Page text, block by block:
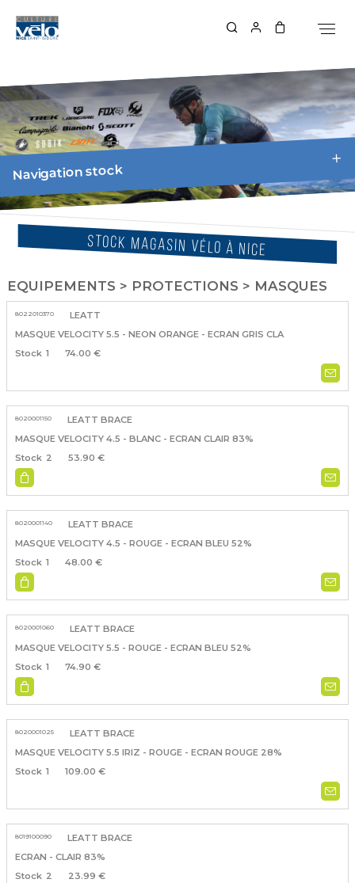
STOCK MAGASIN VÉLO À NICE
EQUIPEMENTS > PROTECTIONS > MASQUES
8022010370
LEATT
MASQUE VELOCITY 5.5 - NEON ORANGE - ECRAN GRIS CLA
1
74.00 €
8020001150
LEATT BRACE
MASQUE VELOCITY 4.5 - BLANC - ECRAN CLAIR 83%
2
53.90 €
8020001140
LEATT BRACE
MASQUE VELOCITY 4.5 - ROUGE - ECRAN BLEU 52%
1
48.00 €
8020001060
LEATT BRACE
MASQUE VELOCITY 5.5 - ROUGE - ECRAN BLEU 52%
1
74.90 €
8020001025
LEATT BRACE
MASQUE VELOCITY 5.5 IRIZ - ROUGE - ECRAN ROUGE 28%
1
109.00 €
8019100090
LEATT BRACE
ECRAN - CLAIR 83%
2
23.99 €
Navigation stock